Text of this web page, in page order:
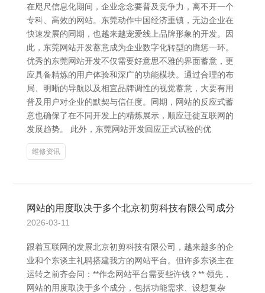
在咫尺信息化期间，企业念念要普及竞争力，离不开一个
专科、高效的网站。东莞动作中国经济重镇，无边企业在
快速发展的同期，也越来越宠爱线上品牌形象的开发。因
此，东莞网站开发蓄意成为企业数字化转型的膺惩一环。
优秀的东莞网站开发不仅需要好意思不雅的界面蓄意，更
应具备精炼的用户体验和深广的功能模块。通过合理的布
局、明晰的导航以及相宜品牌调性的视觉蓄意，大要有用
普及用户对企业的默契与信任度。同期，网站的反应式蓄
意也确保了在不同开发上的精炼展示，顺应迁徙互联网的
发展趋势。 此外，东莞网站开发回应正式试验的优
维修资讯
网站的用度取决于多个北京初剪科技有限公司成分
2026-03-11
跟着互联网的发展北京初剪科技有限公司，越来越多的企
业和个东谈主礼聘搭建我方的网站平台。但许多东谈主在
运转之前齐会问：**作念网站平台需要些许钱？** 领先，
网站的用度取决于多个成分，包括功能需求、设想复杂